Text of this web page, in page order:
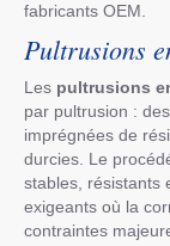
fabricants OEM.
Pultrusions
Les pultrusions
par pultrusion :
imprégnées de
durcies. Le
stables, résistants
exigeants où la
contraintes